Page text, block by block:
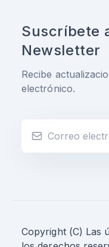
Suscríbete
Newsletter
Recibe
electrónico.
Copyright (C) Las